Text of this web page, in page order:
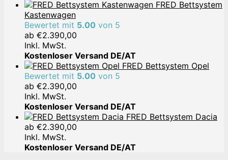
FRED Bettsystem
Kastenwagen
Bewertet mit 5.00 von 5
ab €2.390,00
Inkl. MwSt.
Kostenloser Versand DE/AT
FRED Bettsystem Opel
Bewertet mit 5.00 von 5
ab €2.390,00
Inkl. MwSt.
Kostenloser Versand DE/AT
FRED Bettsystem Dacia
ab €2.390,00
Inkl. MwSt.
Kostenloser Versand DE/AT